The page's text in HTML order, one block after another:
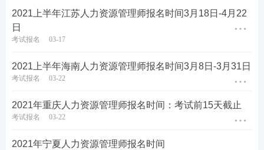
2021上半年江苏人力资源管理师报名时间3月18日-4月22
日
考试报名 03-17
2021上半年海南人力资源管理师报名时间3月8日-3月31日
考试报名 03-22
2021年重庆人力资源管理师报名时间：考试前15天截止
考试报名 03-22
2021年宁夏人力资源管理师报名时间